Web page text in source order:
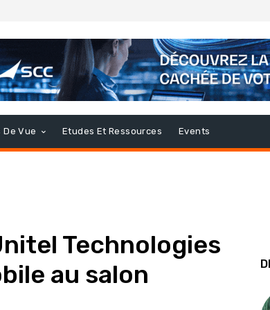
De Vue Etudes Et Ressources Events
Technologies
au salon